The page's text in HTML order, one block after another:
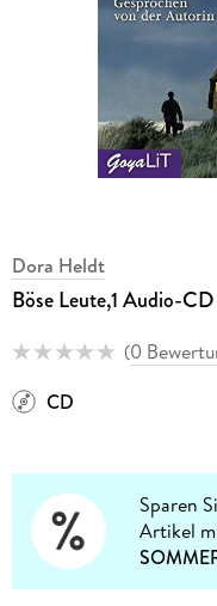
Dora Heldt
Böse Leute,1 Audio-CD
(0
CD
Sparen
Artikel